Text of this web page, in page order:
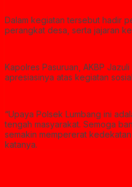
Dalam kegiatan tersebut hadir
perangkat desa, serta jajaran
Kapolres Pasuruan, AKBP
apresiasinya atas kegiatan
“Upaya Polsek Lumbang ini
tengah masyarakat. Semoga
semakin mempererat
katanya.